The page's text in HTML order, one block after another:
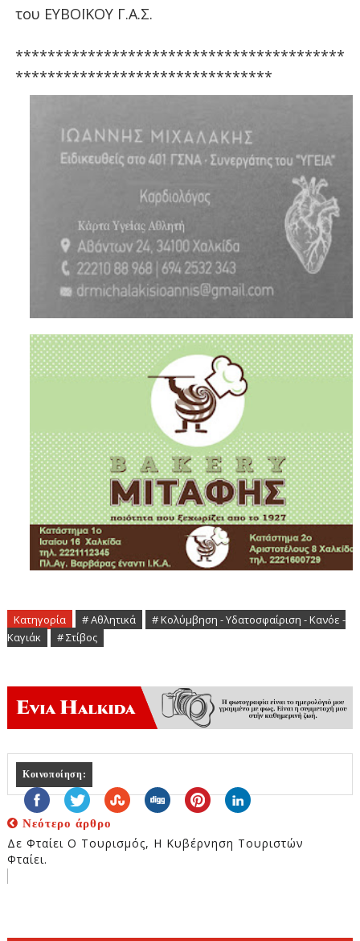
του ΕΥΒΟΪΚΟΥ Γ.Α.Σ.
*****************************************
********************************
Κατηγορία # Αθλητικά
# Κολύμβηση - Υδατοσφαίριση - Κανόε -
Καγιάκ
# Στίβος
Κοινοποίηση:
Νεότερο άρθρο
Δε Φταίει Ο Τουρισμός, Η Κυβέρνηση Τουριστών
Φταίει.